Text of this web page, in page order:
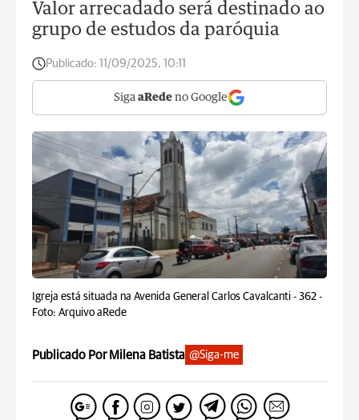
Valor arrecadado será destinado ao
grupo de estudos da paróquia
Publicado: 11/09/2025, 10:11
Siga aRede no Google
Igreja está situada na Avenida General Carlos Cavalcanti - 362 -
Foto: Arquivo aRede
Publicado Por Milena Batista @Siga-me